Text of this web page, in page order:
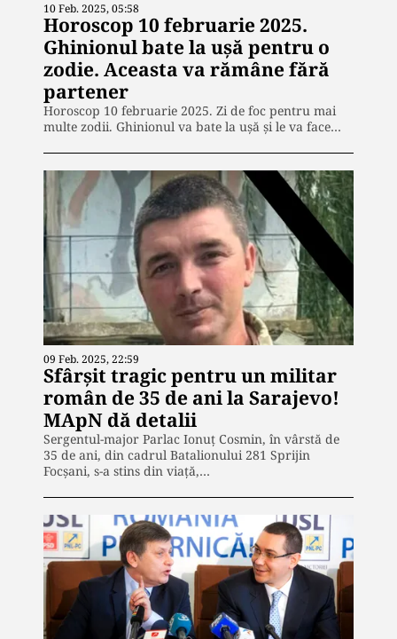
10 Feb. 2025, 05:58
Horoscop 10 februarie 2025.
Ghinionul bate la ușă pentru o
zodie. Aceasta va rămâne fără
partener
Horoscop 10 februarie 2025. Zi de foc pentru mai
multe zodii. Ghinionul va bate la ușă și le va face…
09 Feb. 2025, 22:59
Sfârșit tragic pentru un militar
român de 35 de ani la Sarajevo!
MApN dă detalii
Sergentul-major Parlac Ionuț Cosmin, în vârstă de
35 de ani, din cadrul Batalionului 281 Sprijin
Focșani, s-a stins din viață,…